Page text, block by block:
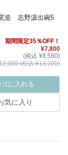
造 志野汲出碗5
期間限定35％OFF！
¥7,800
(税込 ¥8,580)
(税込 ¥13,200)
ゴに入れる
気に入り